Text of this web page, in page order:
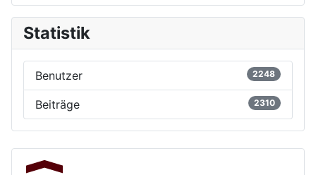
Statistik
Benutzer 2248
Beiträge 2310